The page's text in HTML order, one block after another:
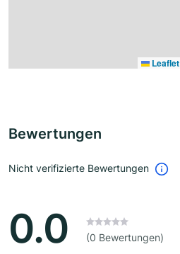
Leaflet
Bewertungen
Nicht verifizierte Bewertungen
0.0 (0 Bewertungen)